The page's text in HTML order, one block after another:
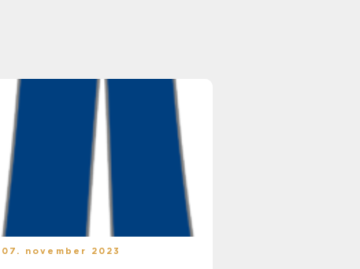
07. november 2023